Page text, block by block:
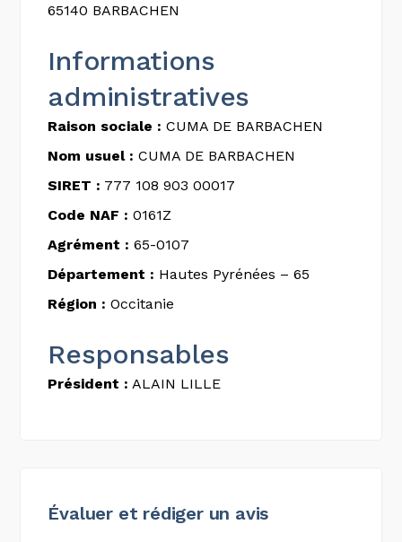
65140 BARBACHEN
Informations
administratives
Raison sociale : CUMA DE BARBACHEN
Nom usuel : CUMA DE BARBACHEN
SIRET : 777 108 903 00017
Code NAF : 0161Z
Agrément : 65-0107
Département : Hautes Pyrénées – 65
Région : Occitanie
Responsables
Président : ALAIN LILLE
Évaluer et rédiger un avis